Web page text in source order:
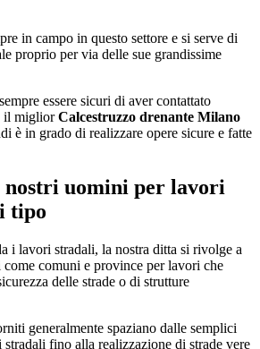
in campo in questo settore e si serve di
proprio per via delle sue grandissime
essere sicuri di aver contattato
il migliorCalcestruzzo drenante Milano
è in grado di realizzare opere sicure e fatte
uomini per lavori
tipo
i lavori stradali, la nostra ditta si rivolge a
comuni e province per lavori che
delle strade o di strutture
generalmente spaziano dalle semplici
fino alla realizzazione di strade vere